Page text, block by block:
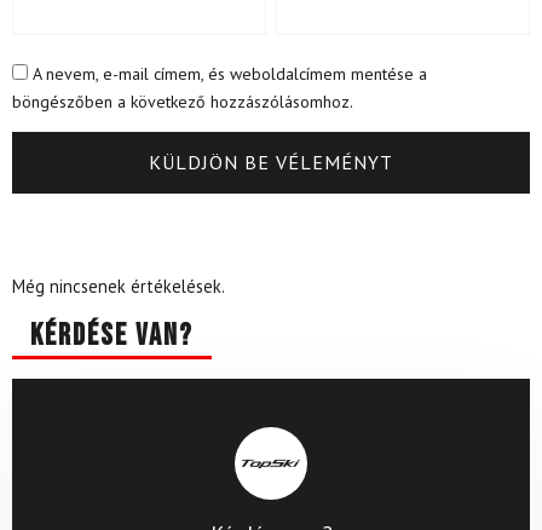
A nevem, e-mail címem, és weboldalcímem mentése a
böngészőben a következő hozzászólásomhoz.
Még nincsenek értékelések.
Kérdése van?